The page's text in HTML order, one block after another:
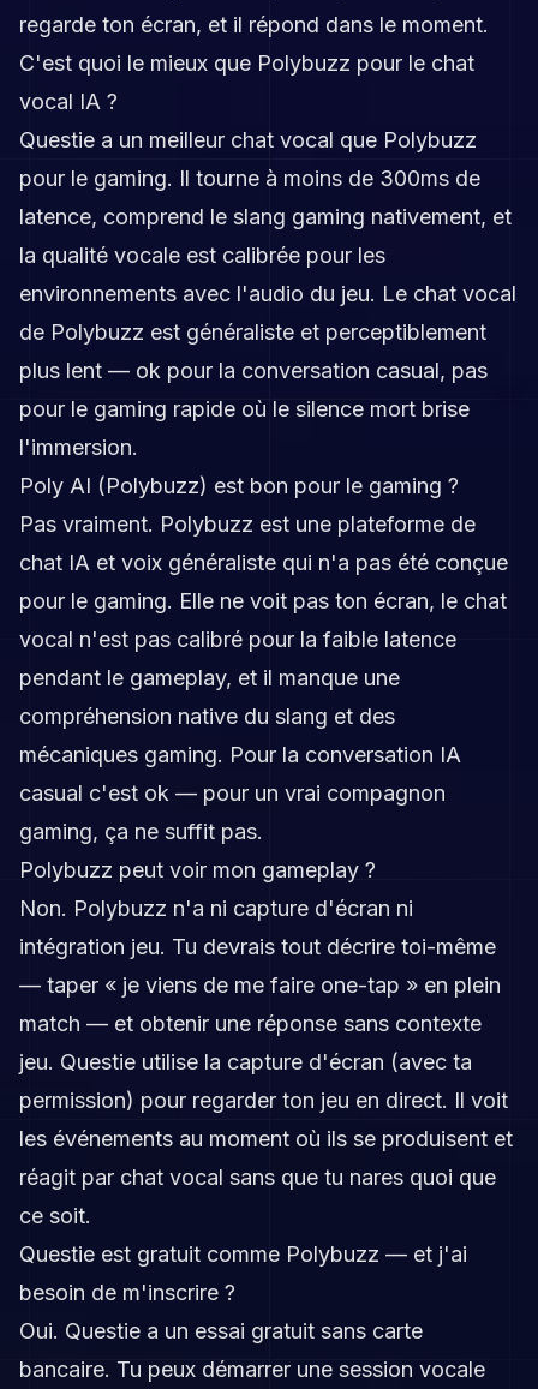
regarde ton écran, et il répond dans le moment.
C'est quoi le mieux que Polybuzz pour le chat
vocal IA ?
Questie a un meilleur chat vocal que Polybuzz
pour le gaming. Il tourne à moins de 300ms de
latence, comprend le slang gaming nativement, et
la qualité vocale est calibrée pour les
environnements avec l'audio du jeu. Le chat vocal
de Polybuzz est généraliste et perceptiblement
plus lent — ok pour la conversation casual, pas
pour le gaming rapide où le silence mort brise
l'immersion.
Poly AI (Polybuzz) est bon pour le gaming ?
Pas vraiment. Polybuzz est une plateforme de
chat IA et voix généraliste qui n'a pas été conçue
pour le gaming. Elle ne voit pas ton écran, le chat
vocal n'est pas calibré pour la faible latence
pendant le gameplay, et il manque une
compréhension native du slang et des
mécaniques gaming. Pour la conversation IA
casual c'est ok — pour un vrai compagnon
gaming, ça ne suffit pas.
Polybuzz peut voir mon gameplay ?
Non. Polybuzz n'a ni capture d'écran ni
intégration jeu. Tu devrais tout décrire toi-même
— taper « je viens de me faire one-tap » en plein
match — et obtenir une réponse sans contexte
jeu. Questie utilise la capture d'écran (avec ta
permission) pour regarder ton jeu en direct. Il voit
les événements au moment où ils se produisent et
réagit par chat vocal sans que tu nares quoi que
ce soit.
Questie est gratuit comme Polybuzz — et j'ai
besoin de m'inscrire ?
Oui. Questie a un essai gratuit sans carte
bancaire. Tu peux démarrer une session vocale